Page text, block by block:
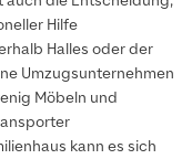
Hilfe
Halles oder der
Umzugsunternehmen
Möbeln und
kann es sich